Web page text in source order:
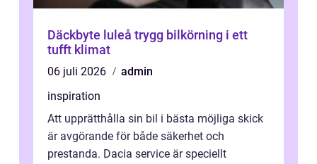
Däckbyte luleå trygg bilkörning i ett
tufft klimat
06 juli 2026
admin
inspiration
Att upprätthålla sin bil i bästa möjliga skick
är avgörande för både säkerhet och
prestanda. Dacia service är speciellt